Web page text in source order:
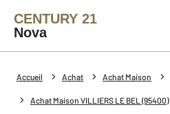
CENTURY 21
Nova
Accueil Achat Achat Maison
Achat Maison VILLIERS LE BEL (95400)